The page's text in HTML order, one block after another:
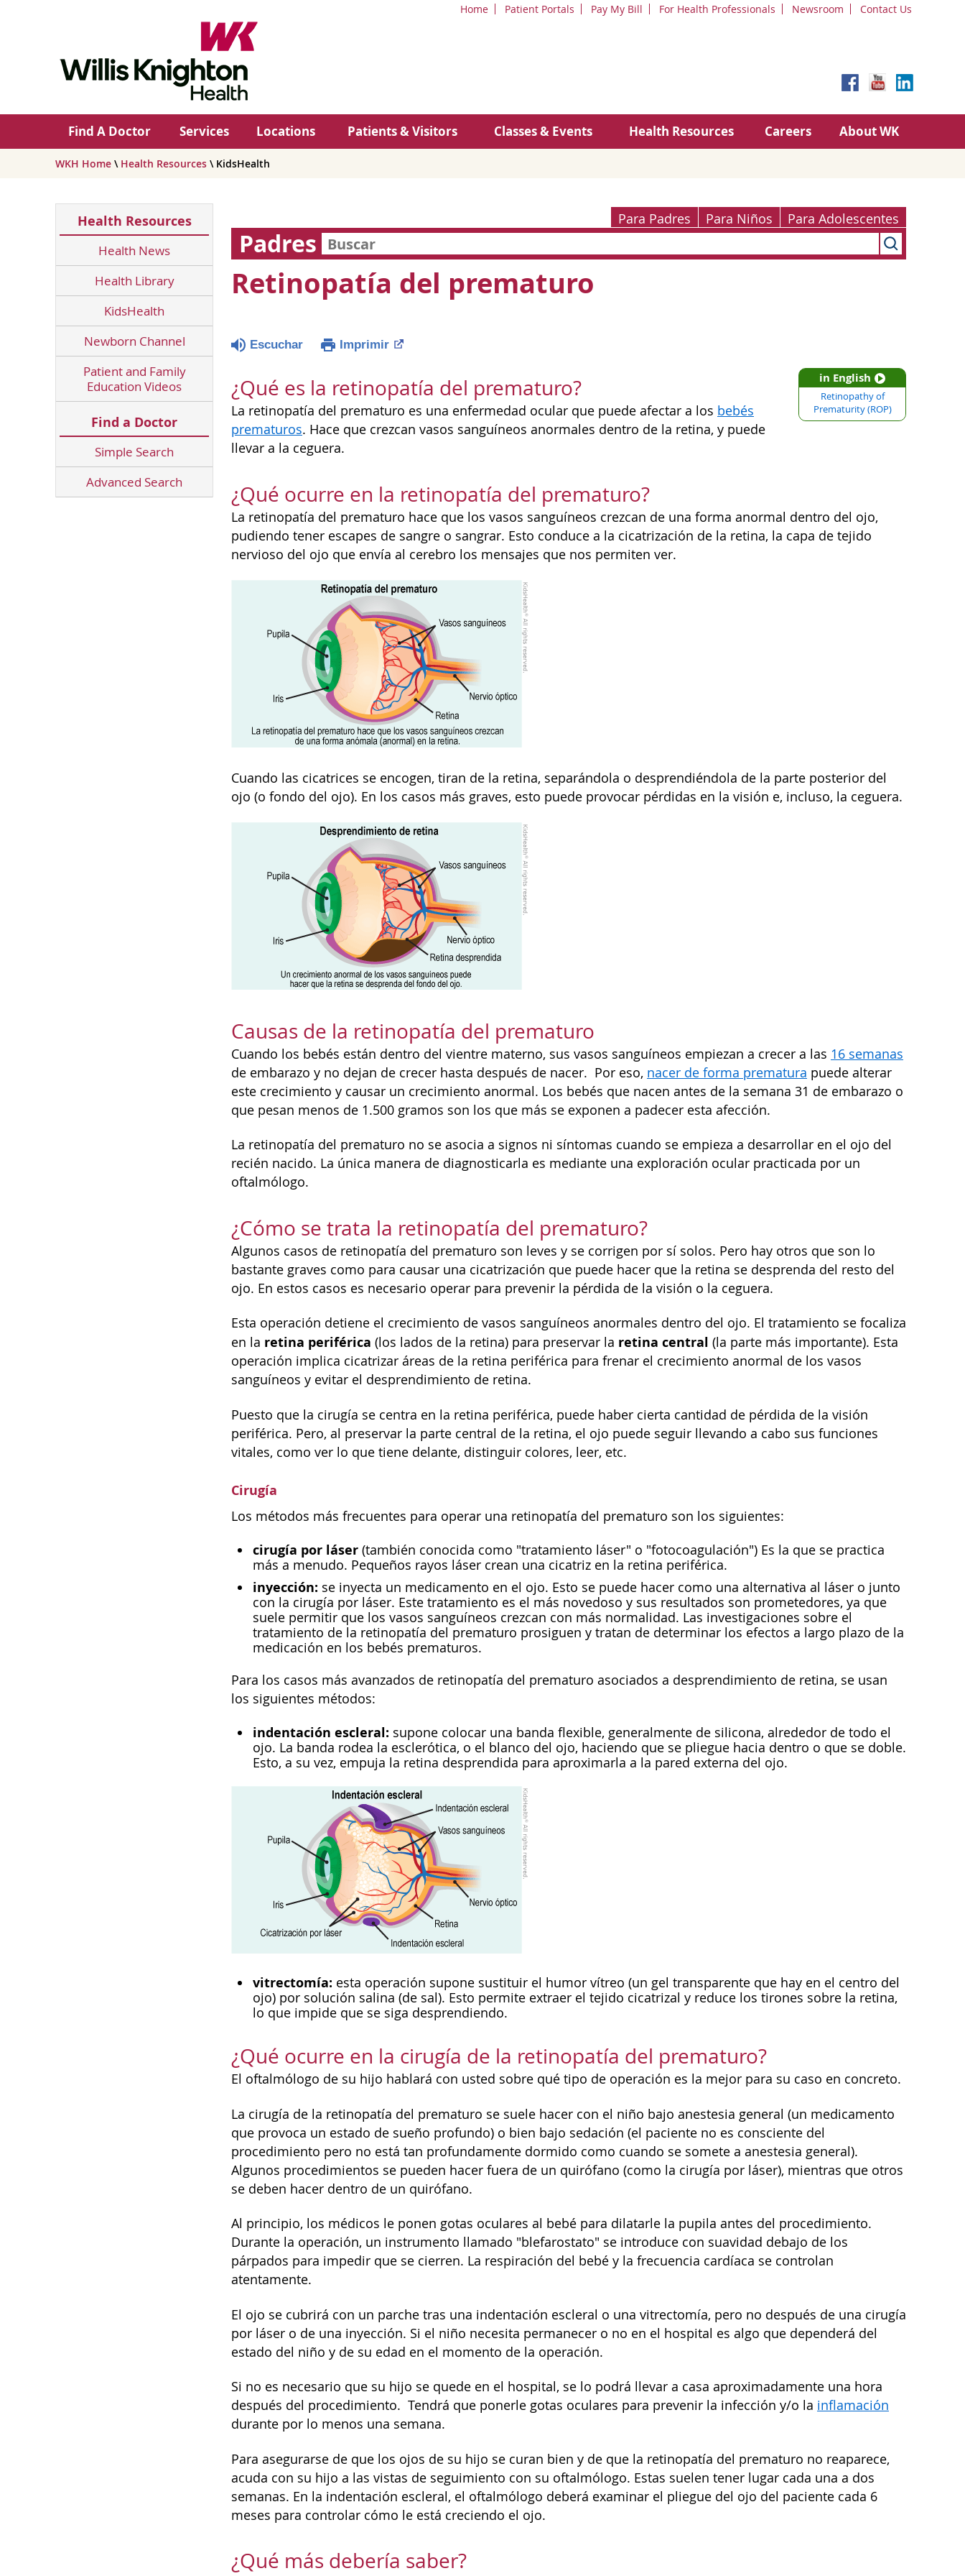
Home Patient Portals Pay My Bill For Health Professionals Newsroom Contact Us
Find A Doctor Services Locations Patients & Visitors Classes & Events Health Resources Careers About WK
WKH Home \ Health Resources \ KidsHealth
Health Resources
Health News
Health Library
KidsHealth
Newborn Channel
Patient and Family
Education Videos
Find a Doctor
Simple Search
Advanced Search
Para Padres Para Niños Para Adolescentes
Padres
Retinopatía del prematuro
Escuchar Imprimir
in English
Retinopathy of
Prematurity (ROP)
¿Qué es la retinopatía del prematuro?
La retinopatía del prematuro es una enfermedad ocular que puede afectar a los bebés
prematuros. Hace que crezcan vasos sanguíneos anormales dentro de la retina, y puede
llevar a la ceguera.
¿Qué ocurre en la retinopatía del prematuro?
La retinopatía del prematuro hace que los vasos sanguíneos crezcan de una forma anormal dentro del ojo,
pudiendo tener escapes de sangre o sangrar. Esto conduce a la cicatrización de la retina, la capa de tejido
nervioso del ojo que envía al cerebro los mensajes que nos permiten ver.
Cuando las cicatrices se encogen, tiran de la retina, separándola o desprendiéndola de la parte posterior del
ojo (o fondo del ojo). En los casos más graves, esto puede provocar pérdidas en la visión e, incluso, la ceguera.
Causas de la retinopatía del prematuro
Cuando los bebés están dentro del vientre materno, sus vasos sanguíneos empiezan a crecer a las 16 semanas
de embarazo y no dejan de crecer hasta después de nacer. Por eso, nacer de forma prematura puede alterar
este crecimiento y causar un crecimiento anormal. Los bebés que nacen antes de la semana 31 de embarazo o
que pesan menos de 1.500 gramos son los que más se exponen a padecer esta afección.
La retinopatía del prematuro no se asocia a signos ni síntomas cuando se empieza a desarrollar en el ojo del
recién nacido. La única manera de diagnosticarla es mediante una exploración ocular practicada por un
oftalmólogo.
¿Cómo se trata la retinopatía del prematuro?
Algunos casos de retinopatía del prematuro son leves y se corrigen por sí solos. Pero hay otros que son lo
bastante graves como para causar una cicatrización que puede hacer que la retina se desprenda del resto del
ojo. En estos casos es necesario operar para prevenir la pérdida de la visión o la ceguera.
Esta operación detiene el crecimiento de vasos sanguíneos anormales dentro del ojo. El tratamiento se focaliza
en la retina periférica (los lados de la retina) para preservar la retina central (la parte más importante). Esta
operación implica cicatrizar áreas de la retina periférica para frenar el crecimiento anormal de los vasos
sanguíneos y evitar el desprendimiento de retina.
Puesto que la cirugía se centra en la retina periférica, puede haber cierta cantidad de pérdida de la visión
periférica. Pero, al preservar la parte central de la retina, el ojo puede seguir llevando a cabo sus funciones
vitales, como ver lo que tiene delante, distinguir colores, leer, etc.
Cirugía
Los métodos más frecuentes para operar una retinopatía del prematuro son los siguientes:
cirugía por láser (también conocida como "tratamiento láser" o "fotocoagulación") Es la que se practica
más a menudo. Pequeños rayos láser crean una cicatriz en la retina periférica.
inyección: se inyecta un medicamento en el ojo. Esto se puede hacer como una alternativa al láser o junto
con la cirugía por láser. Este tratamiento es el más novedoso y sus resultados son prometedores, ya que
suele permitir que los vasos sanguíneos crezcan con más normalidad. Las investigaciones sobre el
tratamiento de la retinopatía del prematuro prosiguen y tratan de determinar los efectos a largo plazo de la
medicación en los bebés prematuros.
Para los casos más avanzados de retinopatía del prematuro asociados a desprendimiento de retina, se usan
los siguientes métodos:
indentación escleral: supone colocar una banda flexible, generalmente de silicona, alrededor de todo el
ojo. La banda rodea la esclerótica, o el blanco del ojo, haciendo que se pliegue hacia dentro o que se doble.
Esto, a su vez, empuja la retina desprendida para aproximarla a la pared externa del ojo.
vitrectomía: esta operación supone sustituir el humor vítreo (un gel transparente que hay en el centro del
ojo) por solución salina (de sal). Esto permite extraer el tejido cicatrizal y reduce los tirones sobre la retina,
lo que impide que se siga desprendiendo.
¿Qué ocurre en la cirugía de la retinopatía del prematuro?
El oftalmólogo de su hijo hablará con usted sobre qué tipo de operación es la mejor para su caso en concreto.
La cirugía de la retinopatía del prematuro se suele hacer con el niño bajo anestesia general (un medicamento
que provoca un estado de sueño profundo) o bien bajo sedación (el paciente no es consciente del
procedimiento pero no está tan profundamente dormido como cuando se somete a anestesia general).
Algunos procedimientos se pueden hacer fuera de un quirófano (como la cirugía por láser), mientras que otros
se deben hacer dentro de un quirófano.
Al principio, los médicos le ponen gotas oculares al bebé para dilatarle la pupila antes del procedimiento.
Durante la operación, un instrumento llamado "blefarostato" se introduce con suavidad debajo de los
párpados para impedir que se cierren. La respiración del bebé y la frecuencia cardíaca se controlan
atentamente.
El ojo se cubrirá con un parche tras una indentación escleral o una vitrectomía, pero no después de una cirugía
por láser o de una inyección. Si el niño necesita permanecer o no en el hospital es algo que dependerá del
estado del niño y de su edad en el momento de la operación.
Si no es necesario que su hijo se quede en el hospital, se lo podrá llevar a casa aproximadamente una hora
después del procedimiento. Tendrá que ponerle gotas oculares para prevenir la infección y/o la inflamación
durante por lo menos una semana.
Para asegurarse de que los ojos de su hijo se curan bien y de que la retinopatía del prematuro no reaparece,
acuda con su hijo a las vistas de seguimiento con su oftalmólogo. Estas suelen tener lugar cada una a dos
semanas. En la indentación escleral, el oftalmólogo deberá examinar el pliegue del ojo del paciente cada 6
meses para controlar cómo le está creciendo el ojo.
¿Qué más debería saber?